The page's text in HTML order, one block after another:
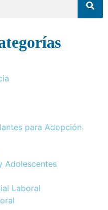
para Adopción
Adolescentes
Laboral